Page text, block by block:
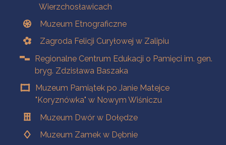
Wierzchosławicach
Muzeum Etnograficzne
Zagroda Felicji Curyłowej w Zalipiu
Regionalne Centrum Edukacji o Pamięci im. gen.
bryg. Zdzisława Baszaka
Muzeum Pamiątek po Janie Matejce
"Koryznówka" w Nowym Wiśniczu
Muzeum Dwór w Dołędze
Muzeum Zamek w Dębnie